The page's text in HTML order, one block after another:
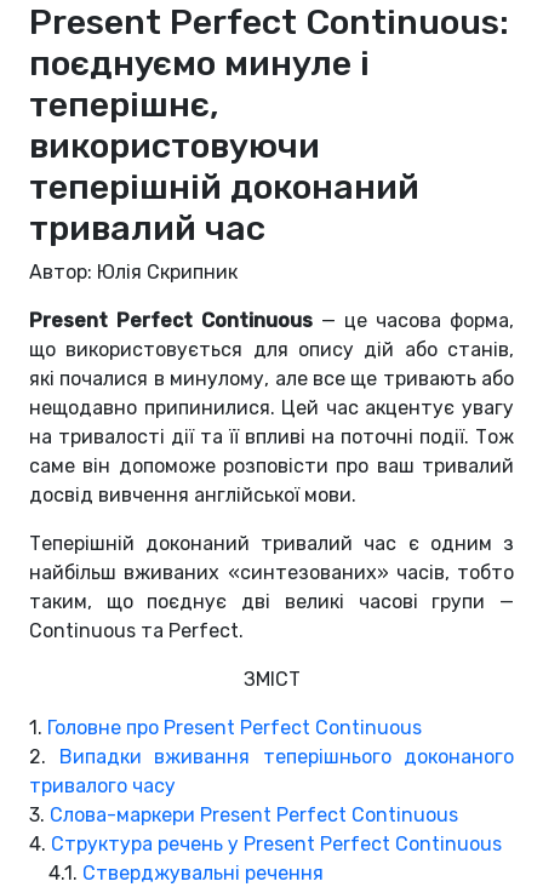
Present Perfect Continuous:
поєднуємо минуле і
теперішнє,
використовуючи
теперішній доконаний
тривалий час
Автор: Юлія Скрипник
Present Perfect Continuous — це часова форма,
що використовується для опису дій або станів,
які почалися в минулому, але все ще тривають або
нещодавно припинилися. Цей час акцентує увагу
на тривалості дії та її впливі на поточні події. Тож
саме він допоможе розповісти про ваш тривалий
досвід вивчення англійської мови.
Теперішній доконаний тривалий час є одним з
найбільш вживаних «синтезованих» часів, тобто
таким, що поєднує дві великі часові групи —
Continuous та Perfect.
ЗМІСТ
1. Головне про Present Perfect Continuous
2.
Випадки вживання теперішнього доконаного
тривалого часу
3. Слова-маркери Present Perfect Continuous
4. Структура речень у Present Perfect Continuous
4.1. Стверджувальні речення